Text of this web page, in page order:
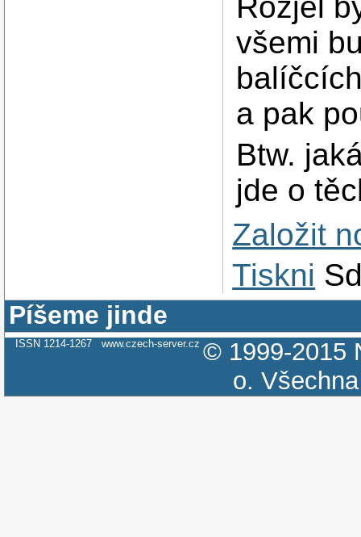
Rozjel
všemi
a pak
Btw.
jde o
Založit
Tiskni
Píšeme jinde
ISSN 1214-1267 www.czech-server.cz © 1999-2015
o.